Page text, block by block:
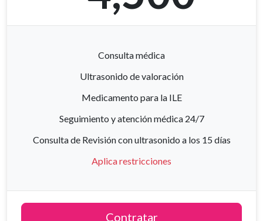
Consulta médica
Ultrasonido de valoración
Medicamento para la ILE
Seguimiento y atención médica 24/7
Consulta de Revisión con ultrasonido a los 15 días
Aplica restricciones
Contratar